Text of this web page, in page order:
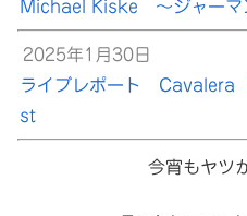
Michael Kiske ～ジャーマ
2025年1月30日
ライブレポート
st
今宵もヤツ